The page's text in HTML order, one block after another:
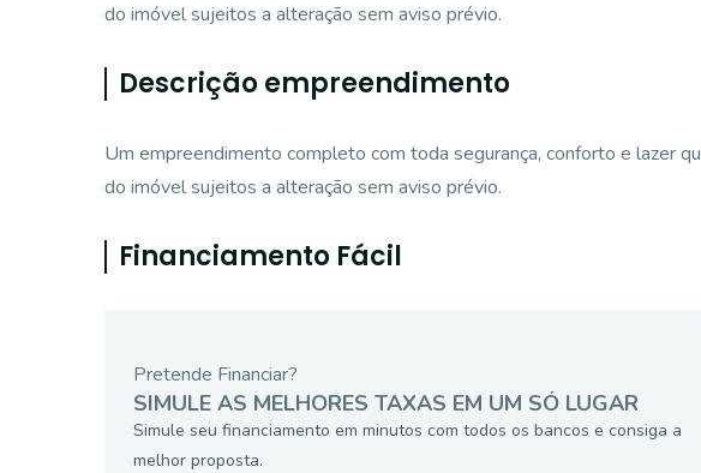
do imóvel sujeitos a alteração sem aviso prévio.
Descrição empreendimento
Um empreendimento completo com toda segurança, conforto e lazer
do imóvel sujeitos a alteração sem aviso prévio.
Financiamento Fácil
Pretende Financiar?
SIMULE AS MELHORES TAXAS EM UM SÓ LUGAR
Simule seu financiamento em minutos com todos os bancos e consiga a
melhor proposta.